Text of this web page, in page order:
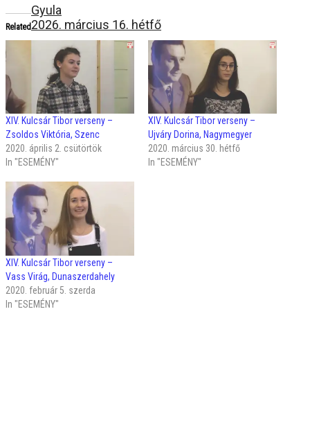
Related
XIV. Kulcsár Tibor verseny –
Zsoldos Viktória, Szenc
2020. április 2. csütörtök
In "ESEMÉNY"
XIV. Kulcsár Tibor verseny –
Ujváry Dorina, Nagymegyer
2020. március 30. hétfő
In "ESEMÉNY"
XIV. Kulcsár Tibor verseny –
Vass Virág, Dunaszerdahely
2020. február 5. szerda
In "ESEMÉNY"
Gyula
2026. március 16. hétfő